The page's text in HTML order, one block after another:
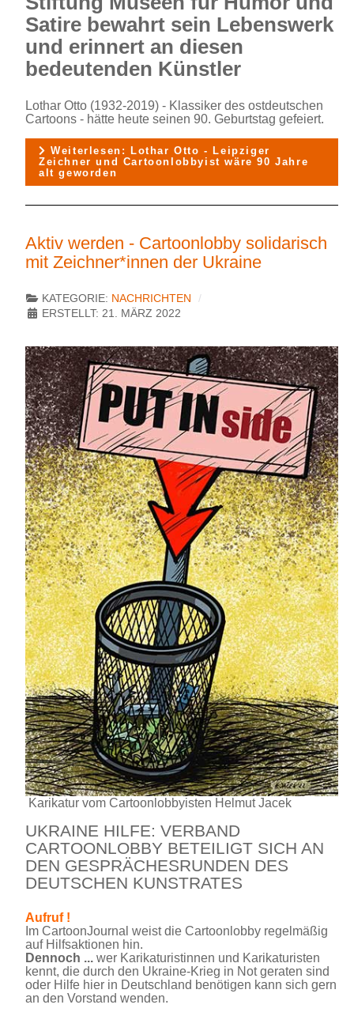
Satire bewahrt sein Lebenswerk
und erinnert an diesen
bedeutenden Künstler
Lothar Otto (1932-2019) - Klassiker des ostdeutschen
Cartoons - hätte heute seinen 90. Geburtstag gefeiert.
Weiterlesen: Lothar Otto - Leipziger
Zeichner und Cartoonlobbyist wäre 90 Jahre
alt geworden
Aktiv werden - Cartoonlobby solidarisch
mit Zeichner*innen der Ukraine
KATEGORIE: NACHRICHTEN
ERSTELLT: 21. MÄRZ 2022
Karikatur vom Cartoonlobbyisten Helmut Jacek
UKRAINE HILFE: VERBAND
CARTOONLOBBY BETEILIGT SICH AN
DEN GESPRÄCHESRUNDEN DES
DEUTSCHEN KUNSTRATES
Aufruf !
Im CartoonJournal weist die Cartoonlobby regelmäßig
auf Hilfsaktionen hin.
Dennoch ... wer Karikaturistinnen und Karikaturisten
kennt, die durch den Ukraine-Krieg in Not geraten sind
oder Hilfe hier in Deutschland benötigen kann sich gern
an den Vorstand wenden.